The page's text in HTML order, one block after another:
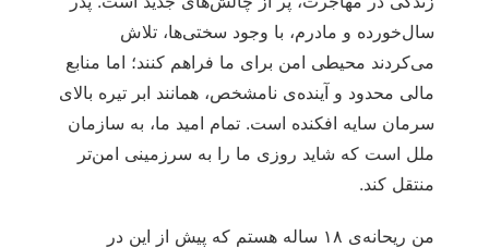
سال‌خورده و مادرم، با وجود سختی‌ها، تلاش
می‌کردند محیطی امن برای ما فراهم کنند؛ اما منابع
مالی محدود و آینده‌ی نامشخص، همانند ابر تیره بالای
سرمان سایه افکنده است. تمام امید ما، به سازمان
ملل است که شاید روزی ما را به سرزمینی امن‌تر
منتقل کند.
من ریحانه‌ی ۱۸ ساله هستم که پیش از این در